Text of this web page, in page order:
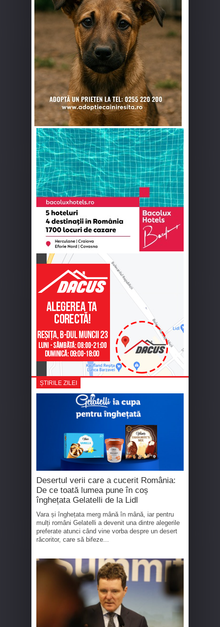
ȘTIRILE ZILEI
Desertul verii care a cucerit România:
De ce toată lumea pune în coș
înghețata Gelatelli de la Lidl
Vara și înghețata merg mână în mână, iar pentru
mulți români Gelatelli a devenit una dintre alegerile
preferate atunci când vine vorba despre un desert
răcoritor, care să bifeze...